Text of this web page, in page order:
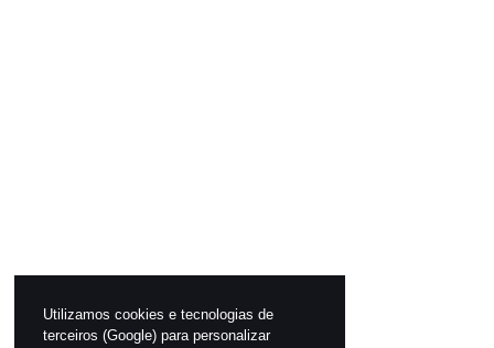
Utilizamos cookies e tecnologias de
terceiros (Google) para personalizar